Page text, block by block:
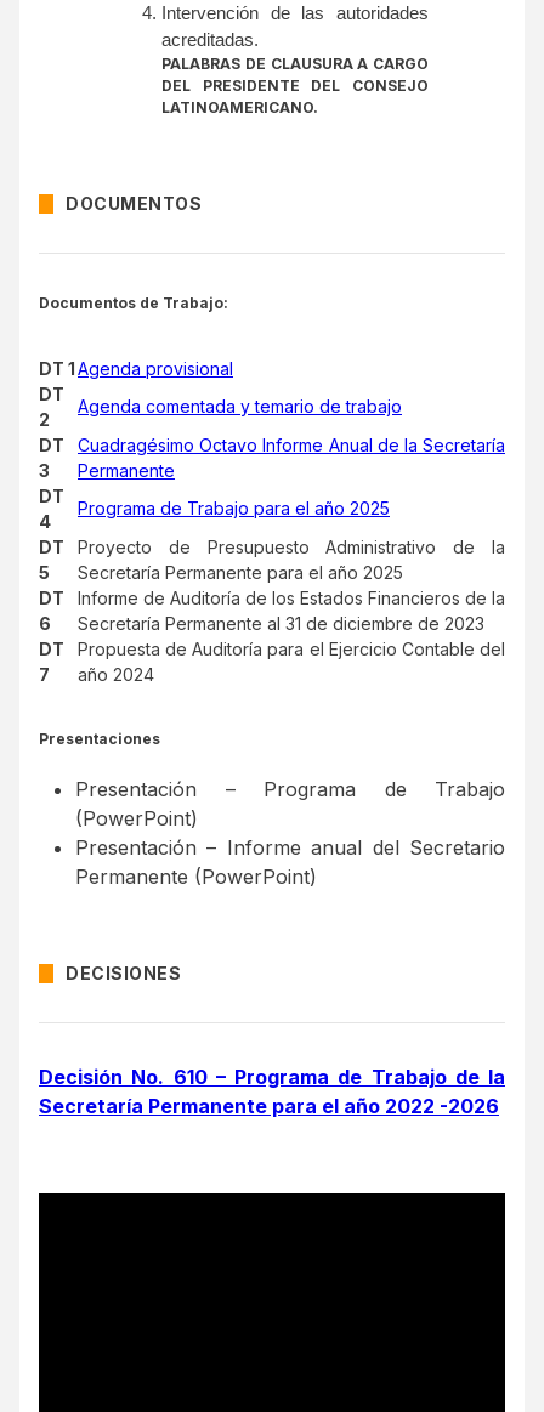
Intervención de las autoridades
acreditadas.
PALABRAS DE CLAUSURA A CARGO
DEL PRESIDENTE DEL CONSEJO
LATINOAMERICANO.
DOCUMENTOS
Documentos de Trabajo:
DT 1Agenda provisional
DT
2
Agenda comentada y temario de trabajo
DT
3
Cuadragésimo Octavo Informe Anual de la Secretaría
Permanente
DT
4
Programa de Trabajo para el año 2025
DT
5
Proyecto de Presupuesto Administrativo de la
Secretaría Permanente para el año 2025
DT
6
Informe de Auditoría de los Estados Financieros de la
Secretaría Permanente al 31 de diciembre de 2023
DT
7
Propuesta de Auditoría para el Ejercicio Contable del
año 2024
Presentaciones
Presentación – Programa de Trabajo
(PowerPoint)
Presentación – Informe anual del Secretario
Permanente (PowerPoint)
DECISIONES
Decisión No. 610 – Programa de Trabajo de la
Secretaría Permanente para el año 2022 -2026